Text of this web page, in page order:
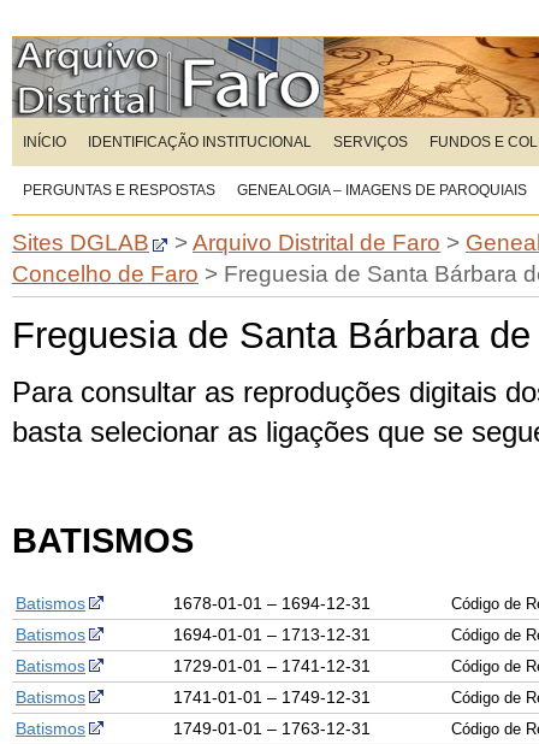
INÍCIO IDENTIFICAÇÃO INSTITUCIONAL SERVIÇOS FUNDOS E
PERGUNTAS E RESPOSTAS GENEALOGIA – IMAGENS DE PAROQUIAIS
Sites DGLAB >Arquivo Distrital de Faro >
Concelho de Faro > Freguesia de Santa Bárbara
Freguesia de Santa Bárbara
Para consultar as reproduções digitais
basta selecionar as ligações que se
BATISMOS
Batismos 1678-01-01 – 1694-12-31 Código de
Batismos 1694-01-01 – 1713-12-31 Código de
Batismos 1729-01-01 – 1741-12-31 Código de
Batismos 1741-01-01 – 1749-12-31 Código de
Batismos 1749-01-01 – 1763-12-31 Código de